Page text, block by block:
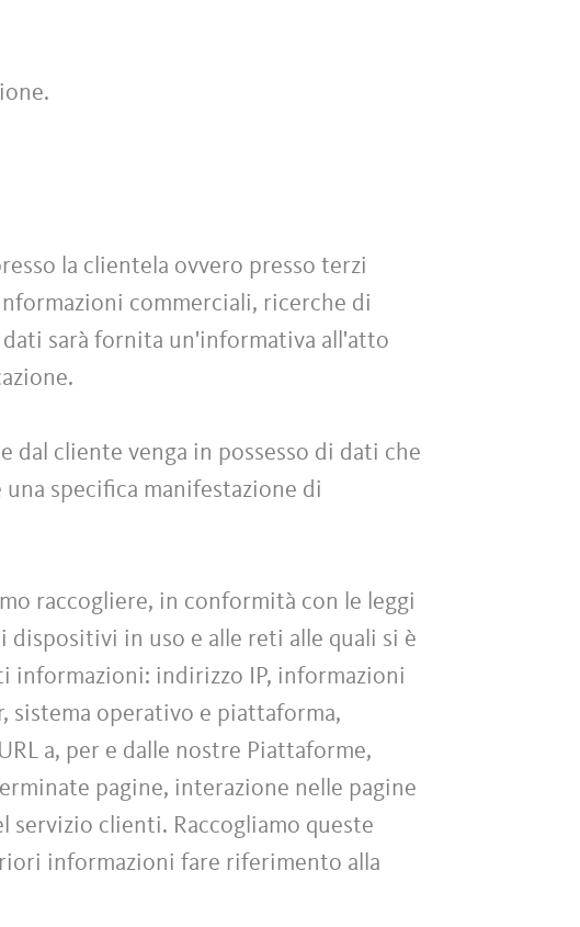
la clientela ovvero presso terzi
commerciali, ricerche di
sarà fornita un'informativa all'atto
dal cliente venga in possesso di dati che
specifica manifestazione di
raccogliere, in conformità con le leggi
dispositivi in uso e alle reti alle quali si è
informazioni: indirizzo IP, informazioni
sistema operativo e piattaforma,
a, per e dalle nostre Piattaforme,
pagine, interazione nelle pagine
clienti. Raccogliamo queste
informazioni fare riferimento alla